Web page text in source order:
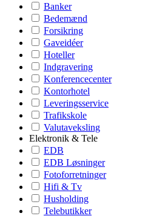
Banker
Bedemænd
Forsikring
Gaveidéer
Hoteller
Indgravering
Konferencecenter
Kontorhotel
Leveringsservice
Trafikskole
Valutaveksling
Elektronik & Tele
EDB
EDB Løsninger
Fotoforretninger
Hifi & Tv
Husholding
Telebutikker